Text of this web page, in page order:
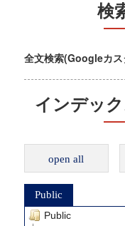
検
全文検索(Googleカス
インデッ
open all
Public
Public